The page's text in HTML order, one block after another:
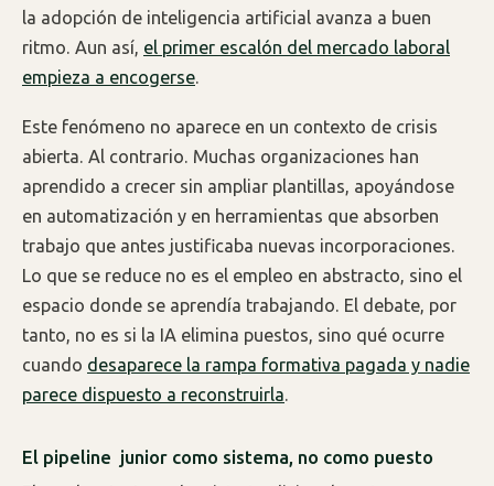
la adopción de inteligencia artificial avanza a buen
ritmo. Aun así, el primer escalón del mercado laboral
empieza a encogerse.
Este fenómeno no aparece en un contexto de crisis
abierta. Al contrario. Muchas organizaciones han
aprendido a crecer sin ampliar plantillas, apoyándose
en automatización y en herramientas que absorben
trabajo que antes justificaba nuevas incorporaciones.
Lo que se reduce no es el empleo en abstracto, sino el
espacio donde se aprendía trabajando. El debate, por
tanto, no es si la IA elimina puestos, sino qué ocurre
cuando desaparece la rampa formativa pagada y nadie
parece dispuesto a reconstruirla.
El pipeline junior como sistema, no como puesto